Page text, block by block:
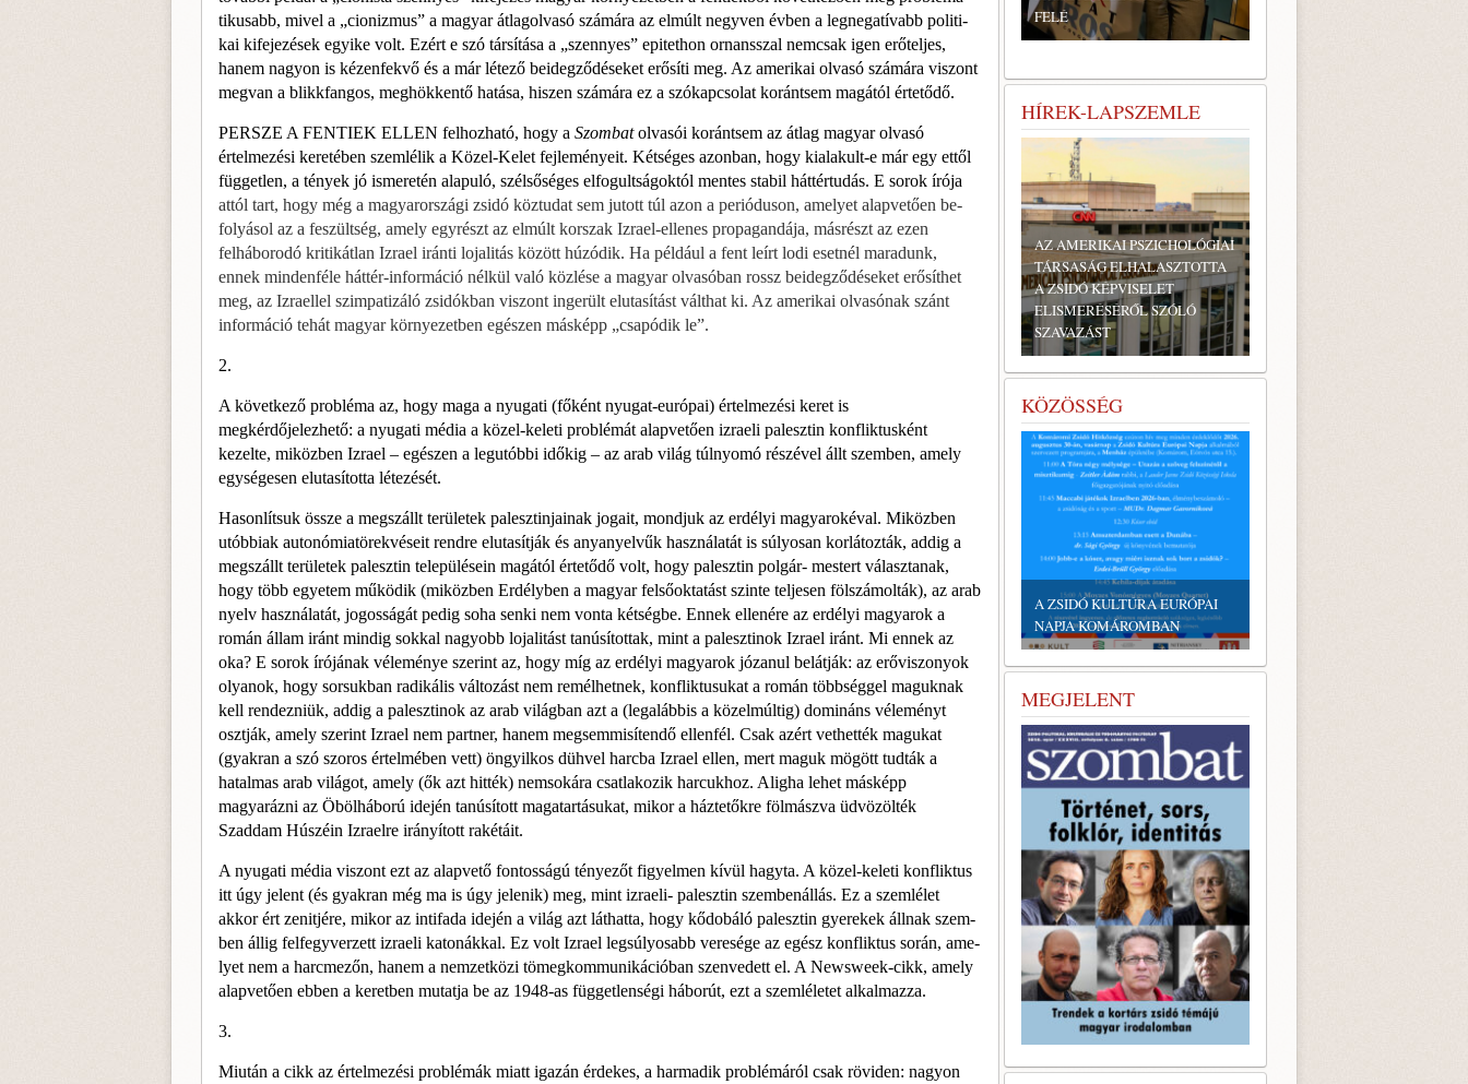
tikusabb, mivel a „cionizmus” a ma­gyar átlagolvasó számára az elmúlt negyven évben a legnegatívabb politi­
kai kifejezések egyike volt. Ezért e szó társítása a „szennyes” epitethon ornansszal nemcsak igen erőteljes,
hanem nagyon is kézenfekvő és a már létező beidegződéseket erősíti meg. Az ameri­kai olvasó számára viszont
megvan a blikkfangos, meghökkentő hatása, hiszen számára ez a szókapcsolat ko­rántsem magától értetődő.
PERSZE A FENTIEK ELLEN fel­hozható, hogy a Szombatolvasói korántsem az átlag magyar olva­só
értelmezési keretében szemlélik a Közel-Kelet fejleményeit. Kétséges azonban, hogy kialakult-e már egy ettől
független, a tények jó ismeretén alapuló, szélsőséges elfogultságoktól mentes stabil háttértudás. E sorok írója
attól tart, hogy még a magyarországi zsidó köztudat sem jutott túl azon a perióduson, amelyet alapvetően be­
folyásol az a feszültség, amely egyrészt az elmúlt korszak Izrael-ellenes propa­gandája, másrészt az ezen
felháborodó kritikátlan Izrael iránti lojalitás között húzódik. Ha például a fent leírt lodi esetnél maradunk,
ennek mindenféle háttér-információ nélkül való közlése a magyar olvasóban rossz beidegződé­seket erősíthet
meg, az Izraellel szimpa­tizáló zsidókban viszont ingerült el­utasítást válthat ki. Az amerikai olva­sónak szánt
információ tehát magyar környezetben egészen másképp „csa­pódik le”.
2.
A következő probléma az, hogy maga a nyugati (főként nyugat-európai) értel­mezési keret is
megkérdőjelezhető: a nyugati média a közel-keleti problémát alapvetően izraeli palesztin konfliktus­ként
kezelte, miközben Izrael – egészen a legutóbbi időkig – az arab világ túlnyomó részével állt szemben, amely
egységesen elutasította létezését.
Hasonlítsuk össze a megszállt terü­letek palesztinjainak jogait, mondjuk az erdélyi magyarokéval. Miközben
utób­biak autonómiatörekvéseit rendre el­utasítják és anyanyelvűk használatát is súlyosan korlátozták, addig a
megszállt területek palesztin településein magától értetődő volt, hogy palesztin polgár- mestert választanak,
hogy több egye­tem működik (miközben Erdélyben a magyar felsőoktatást szinte teljesen föl­számolták), az arab
nyelv használatát, jogosságát pedig soha senki nem vonta kétségbe. Ennek ellenére az erdélyi magyarok a
román állam iránt mindig sokkal nagyobb lojalitást tanúsítottak, mint a palesztinok Izrael iránt. Mi en­nek az
oka? E sorok írójának vélemé­nye szerint az, hogy míg az erdélyi magyarok józanul belátják: az erő­viszonyok
olyanok, hogy sorsukban radikális változást nem remélhetnek, konfliktusukat a román többséggel ma­guknak
kell rendezniük, addig a palesztinok az arab világban azt a (le­galábbis a közelmúltig) domináns véleményt
osztják, amely szerint Izrael nem partner, hanem megsemmisítendő ellenfél. Csak azért vethették magukat
(gyakran a szó szoros értelmében vett) öngyilkos dühvel harcba Izrael ellen, mert maguk mögött tudták a
hatalmas arab világot, amely (ők azt hitték) nem­sokára csatlakozik harcukhoz. Aligha lehet másképp
magyarázni az Öböl­háború idején tanúsított magatartá­sukat, mikor a háztetőkre fölmászva üd­vözölték
Szaddam Húszéin Izraelre irányított rakétáit.
A nyugati média viszont ezt az alapvető fontosságú tényezőt figyel­men kívül hagyta. A közel-keleti kon­fliktus
itt úgy jelent (és gyakran még ma is úgy jelenik) meg, mint izraeli- palesztin szembenállás. Ez a szemlélet
akkor ért zenitjére, mikor az intifada idején a világ azt láthatta, hogy kő­dobáló palesztin gyerekek állnak szem­
ben állig felfegyverzett izraeli katonák­kal. Ez volt Izrael legsúlyosabb ver­esége az egész konfliktus során, ame­
lyet nem a harcmezőn, hanem a nemzet­közi tömegkommunikációban szen­vedett el. A Newsweek-cikk, amely
alapvetően ebben a keretben mutatja be az 1948-as függetlenségi háborút, ezt a szemléletet alkalmazza.
3.
Miután a cikk az értelmezési problémák miatt igazán érdekes, a harmadik prob­lémáról csak röviden: nagyon
FELÉ
HÍREK-LAPSZEMLE
AZ AMERIKAI PSZICHOLÓGIAI
TÁRSASÁG ELHALASZTOTTA
A ZSIDÓ KÉPVISELET
ELISMERÉSÉRŐL SZÓLÓ
SZAVAZÁST
KÖZÖSSÉG
EMLÉKTÁBLÁT ÁLLÍTOTTAK
A KÖRÖSTARCSÁRÓL
ELHURCOLT ZSIDÓSÁG
TISZTELETÉRE
MEGJELENT